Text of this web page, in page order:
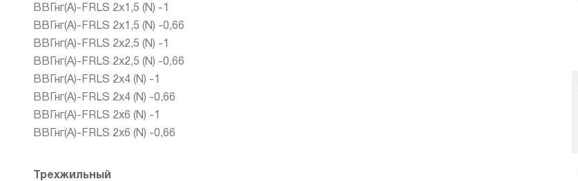
ВВГнг(А)-FRLS 2х1,5 (N) -1
ВВГнг(А)-FRLS 2х1,5 (N) -0,66
ВВГнг(А)-FRLS 2х2,5 (N) -1
ВВГнг(А)-FRLS 2х2,5 (N) -0,66
ВВГнг(А)-FRLS 2х4 (N) -1
ВВГнг(А)-FRLS 2х4 (N) -0,66
ВВГнг(А)-FRLS 2х6 (N) -1
ВВГнг(А)-FRLS 2х6 (N) -0,66
Трехжильный